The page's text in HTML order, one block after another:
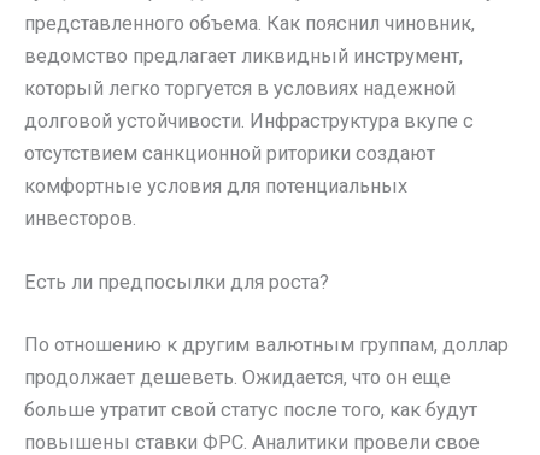
представленного объема. Как пояснил чиновник,
ведомство предлагает ликвидный инструмент,
который легко торгуется в условиях надежной
долговой устойчивости. Инфраструктура вкупе с
отсутствием санкционной риторики создают
комфортные условия для потенциальных
инвесторов.
Есть ли предпосылки для роста?
По отношению к другим валютным группам, доллар
продолжает дешеветь. Ожидается, что он еще
больше утратит свой статус после того, как будут
повышены ставки ФРС. Аналитики провели свое